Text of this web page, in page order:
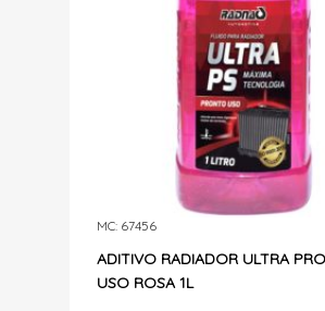
ADITIVO RADIADOR ULTRA
USO ROSA 1L
MC: 67456